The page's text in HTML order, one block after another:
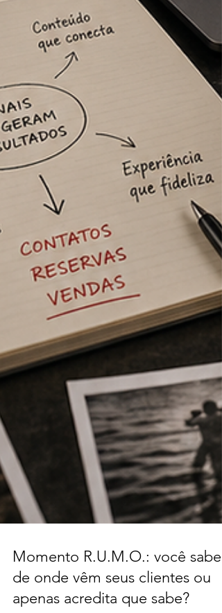
Momento R.U.M.O.: você sabe
de onde vêm seus clientes ou